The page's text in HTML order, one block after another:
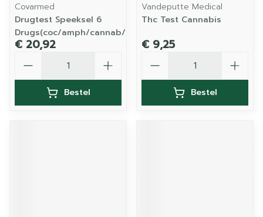
Covarmed
Drugtest Speeksel 6
Drugs(coc/amph/cannab/opiat/xt
€ 20,92
Bestel
Vandeputte Medical
Thc Test Cannabis
€ 9,25
Bestel